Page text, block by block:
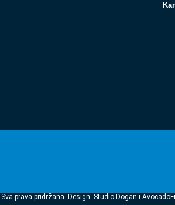
prava pridržana. Design: Studio Dogan i